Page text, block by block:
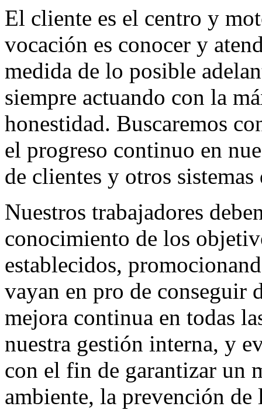
El cliente es el centro y
vocación es conocer y
medida de lo posible
siempre actuando con la
honestidad. Buscaremos
el progreso continuo en
de clientes y otros
Nuestros trabajadores
conocimiento de los
establecidos,
vayan en pro de conseguir
mejora continua en todas
nuestra gestión interna, y
con el fin de garantizar un
ambiente, la prevención